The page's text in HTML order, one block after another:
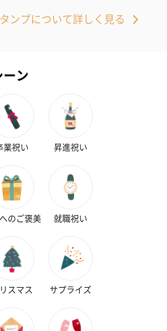
氷入浴剤4点セット
バスフラワー
てお届けいたします。ギフトへ
）（1,760円）
タンプについて詳しく見る
ン
業祝い 昇進祝い
のご褒美 就職祝い
スマス サプライズ